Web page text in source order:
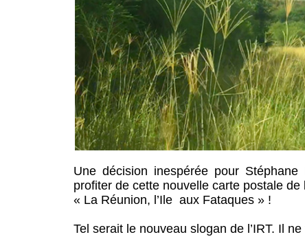
Une décision inespérée pour
profiter de cette nouvelle carte postale
« La Réunion, l’Ile aux Fataques » !
Tel serait le nouveau slogan de l’IRT. Il